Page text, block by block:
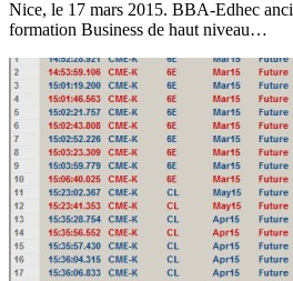
Nice, le 17 mars 2015. BBA-Edhec
formation Business de haut niveau…